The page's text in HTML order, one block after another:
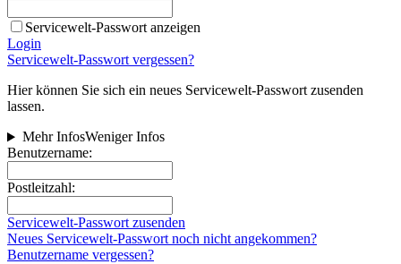
Servicewelt-Passwort anzeigen
Login
Servicewelt-Passwort vergessen?
Hier können Sie sich ein neues Servicewelt-Passwort zusenden
lassen.
Mehr InfosWeniger Infos
Benutzername:
Postleitzahl:
Servicewelt-Passwort zusenden
Neues Servicewelt-Passwort noch nicht angekommen?
Benutzername vergessen?